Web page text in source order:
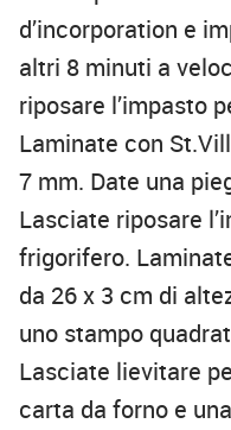
d’incorporation e
altri 8 minuti a
riposare l’impasto
Laminate con
7 mm. Date una
Lasciate riposare
frigorifero.
da 26 x 3 cm di
uno stampo
Lasciate lievitare
carta da forno e